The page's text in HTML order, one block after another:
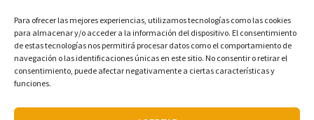
Para ofrecer las mejores experiencias, utilizamos tecnologías como las cookies
para almacenar y/o acceder a la información del dispositivo. El consentimiento
de estas tecnologías nos permitirá procesar datos como el comportamiento de
navegación o las identificaciones únicas en este sitio. No consentir o retirar el
consentimiento, puede afectar negativamente a ciertas características y
funciones.
¿Y tú? ¿Has conducido alguna vez por el Algarve?
¡Cuéntanos tu experiencia!
¡Esperamos tus comentarios!